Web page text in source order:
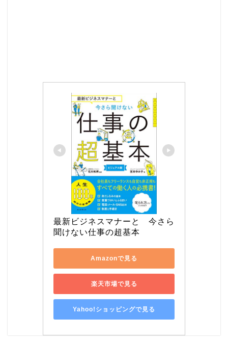
最新ビジネスマナーと　今さら
聞けない仕事の超基本
Amazonで見る
楽天市場で見る
Yahoo!ショッピングで見る